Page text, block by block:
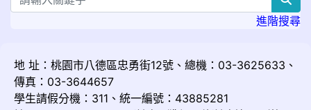
進階搜尋
地 址：桃園市八德區忠勇街12號、總機：03-3625633、
傳真：03-3644657
學生請假分機：311、統一編號：43885281